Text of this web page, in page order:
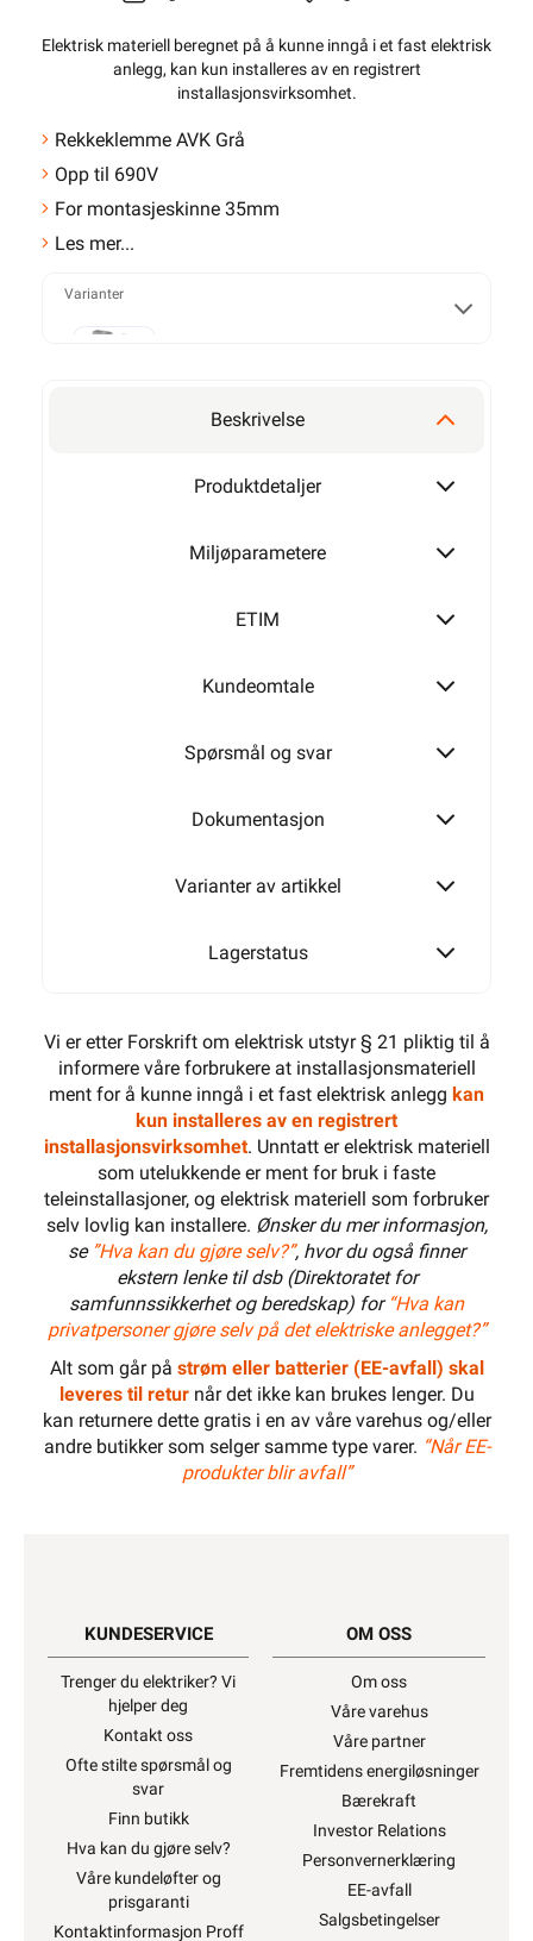
Elektrisk materiell beregnet på å kunne inngå i et fast elektrisk
anlegg, kan kun installeres av en registrert
installasjonsvirksomhet.
Rekkeklemme AVK Grå
Opp til 690V
For montasjeskinne 35mm
Les mer...
Varianter
4mm²
10mm²
Beskrivelse
Produktdetaljer
Miljøparametere
ETIM
Kundeomtale
Spørsmål og svar
Dokumentasjon
Varianter av artikkel
Lagerstatus
Vi er etter Forskrift om elektrisk utstyr § 21 pliktig til å
informere våre forbrukere at installasjonsmateriell
ment for å kunne inngå i et fast elektrisk anlegg kan
kun installeres av en registrert
installasjonsvirksomhet. Unntatt er elektrisk materiell
som utelukkende er ment for bruk i faste
teleinstallasjoner, og elektrisk materiell som forbruker
selv lovlig kan installere. Ønsker du mer informasjon,
se ”Hva kan du gjøre selv?”, hvor du også finner
ekstern lenke til dsb (Direktoratet for
samfunnssikkerhet og beredskap) for “Hva kan
privatpersoner gjøre selv på det elektriske anlegget?”
Alt som går på strøm eller batterier (EE-avfall) skal
leveres til returnår det ikke kan brukes lenger. Du
kan returnere dette gratis i en av våre varehus og/eller
andre butikker som selger samme type varer. “Når EE-
produkter blir avfall”
KUNDESERVICE
Trenger du elektriker? Vi
hjelper deg
Kontakt oss
Ofte stilte spørsmål og
svar
Finn butikk
Hva kan du gjøre selv?
Våre kundeløfter og
prisgaranti
Kontaktinformasjon Proff
OM OSS
Om oss
Våre varehus
Våre partner
Fremtidens energiløsninger
Bærekraft
Investor Relations
Personvernerklæring
EE-avfall
Salgsbetingelser